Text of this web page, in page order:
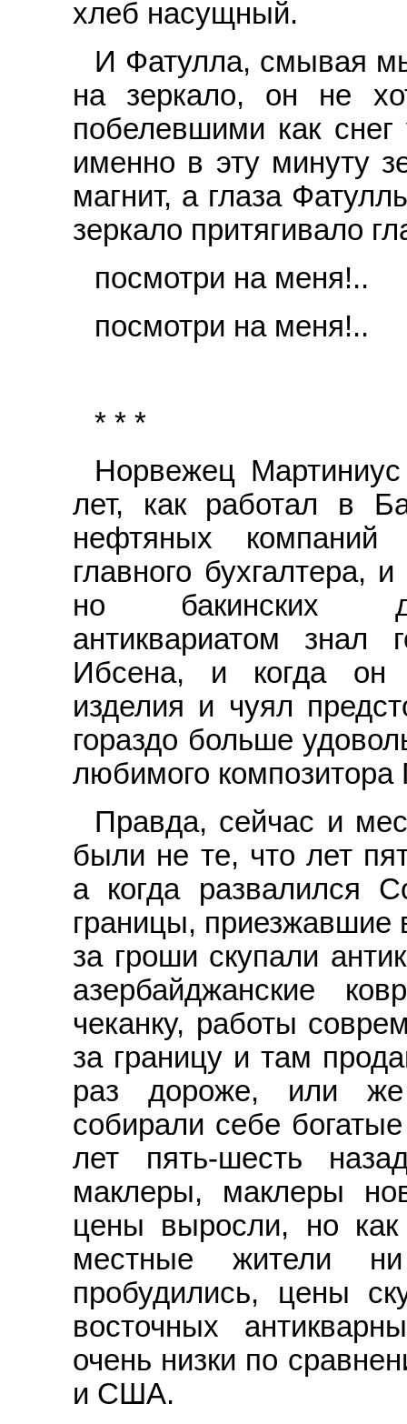
хлеб насущный.
И Фатулла, смывая
на зеркало, он не
побелевшими как
именно в эту минуту
магнит, а глаза
зеркало притягивало
посмотри на меня!..
посмотри на меня!..
* * *
Норвежец
лет, как работал в
нефтяных
главного бухгалтера,
но бакинских
антиквариатом знал
Ибсена, и когда он
изделия и чуял
гораздо больше
любимого композитора
Правда, сейчас и
были не те, что лет
а когда развалился
границы, приезжавшие
за гроши скупали
азербайджанские
чеканку, работы
за границу и там
раз дороже, или же
собирали себе
лет пять-шесть
маклеры, маклеры
цены выросли, но
местные жители
пробудились, цены
восточных
очень низки по
и США.